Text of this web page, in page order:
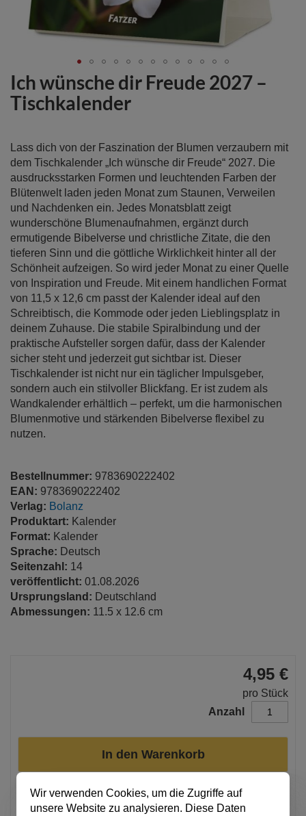
Ich wünsche dir Freude 2027 –
Tischkalender
Lass dich von der Faszination der Blumen verzaubern mit
dem Tischkalender „Ich wünsche dir Freude“ 2027. Die
ausdrucksstarken Formen und leuchtenden Farben der
Blütenwelt laden jeden Monat zum Staunen, Verweilen
und Nachdenken ein. Jedes Monatsblatt zeigt
wunderschöne Blumenaufnahmen, ergänzt durch
ermutigende Bibelverse und christliche Zitate, die den
tieferen Sinn und die göttliche Wirklichkeit hinter all der
Schönheit aufzeigen. So wird jeder Monat zu einer Quelle
von Inspiration und Freude. Mit einem handlichen Format
von 11,5 x 12,6 cm passt der Kalender ideal auf den
Schreibtisch, die Kommode oder jeden Lieblingsplatz in
deinem Zuhause. Die stabile Spiralbindung und der
praktische Aufsteller sorgen dafür, dass der Kalender
sicher steht und jederzeit gut sichtbar ist. Dieser
Tischkalender ist nicht nur ein täglicher Impulsgeber,
sondern auch ein stilvoller Blickfang. Er ist zudem als
Wandkalender erhältlich – perfekt, um die harmonischen
Blumenmotive und stärkenden Bibelverse flexibel zu
nutzen.
Bestellnummer: 9783690222402
EAN: 9783690222402
Verlag: Bolanz
Produktart: Kalender
Format: Kalender
Sprache: Deutsch
Seitenzahl: 14
veröffentlicht: 01.08.2026
Ursprungsland: Deutschland
Abmessungen: 11.5 x 12.6 cm
Zum
Anfang
der
4,95 €
pro Stück
Anzahl
In den Warenkorb
Alle Preise inkl. MwSt.
Wir verwenden Cookies, um die Zugriffe auf
unsere Website zu analysieren. Diese Daten